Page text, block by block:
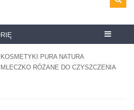
Centrum
KOSMETYKI PURA NATURA
MLECZKO RÓŻANE DO CZYSZCZENIA